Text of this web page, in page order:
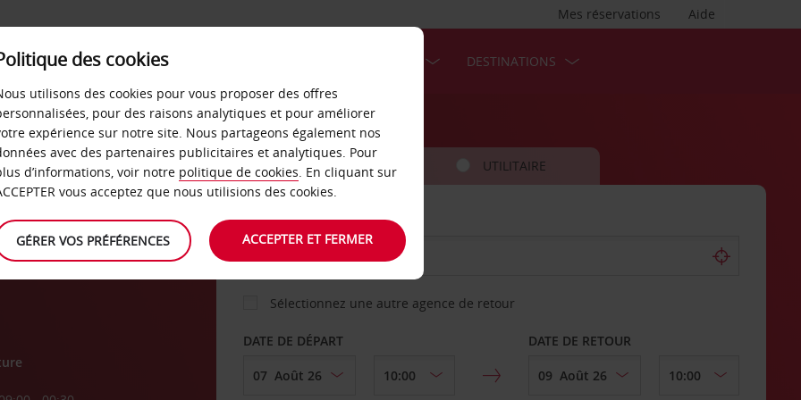
Aide
Mes réservations
LIBRE-SERVICE DESTINATIONS
VOITURE UTILITAIRE
AGENCE DE DÉPART
Sélectionnez une autre agence de retour
DATE DE DÉPART DATE DE RETOUR
des cookies
utilisons des cookies pour vous proposer des offres
pour des raisons analytiques et pour améliorer
expérience sur notre site. Nous partageons également nos
avec des partenaires publicitaires et analytiques. Pour
d’informations, voir notre politique de cookies. En cliquant sur
vous acceptez que nous utilisions des cookies.
GÉRER VOS PRÉFÉRENCES ACCEPTER ET FERMER